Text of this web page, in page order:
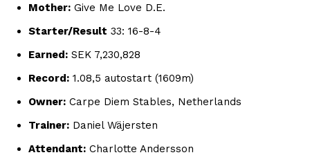
Mother: Give Me Love D.E.
Starter/Result 33: 16-8-4
Earned: SEK 7,230,828
Record: 1.08,5 autostart (1609m)
Owner: Carpe Diem Stables, Netherlands
Trainer: Daniel Wäjersten
Attendant: Charlotte Andersson